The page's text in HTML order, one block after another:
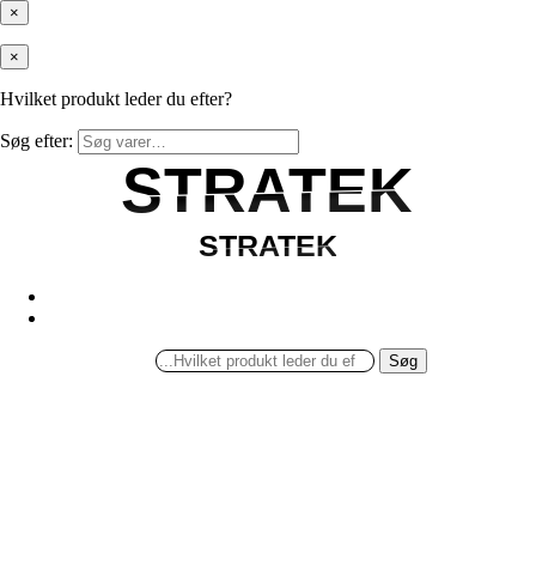
×
×
Hvilket produkt leder du efter?
Søg efter:
STRATEK
STRATEK
STRATEK
STRATEK
Søg